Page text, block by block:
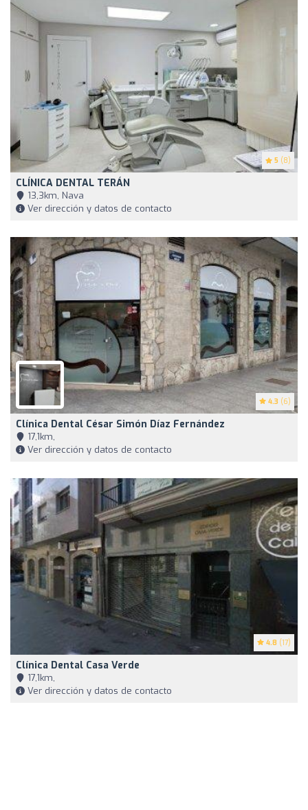
5 (8)
CLÍNICA DENTAL TERÁN
13,3km, Nava
Ver dirección y datos de contacto
4.3 (6)
Clínica Dental César Simón Díaz Fernández
17,1km,
Ver dirección y datos de contacto
4.8 (17)
Clínica Dental Casa Verde
17,1km,
Ver dirección y datos de contacto